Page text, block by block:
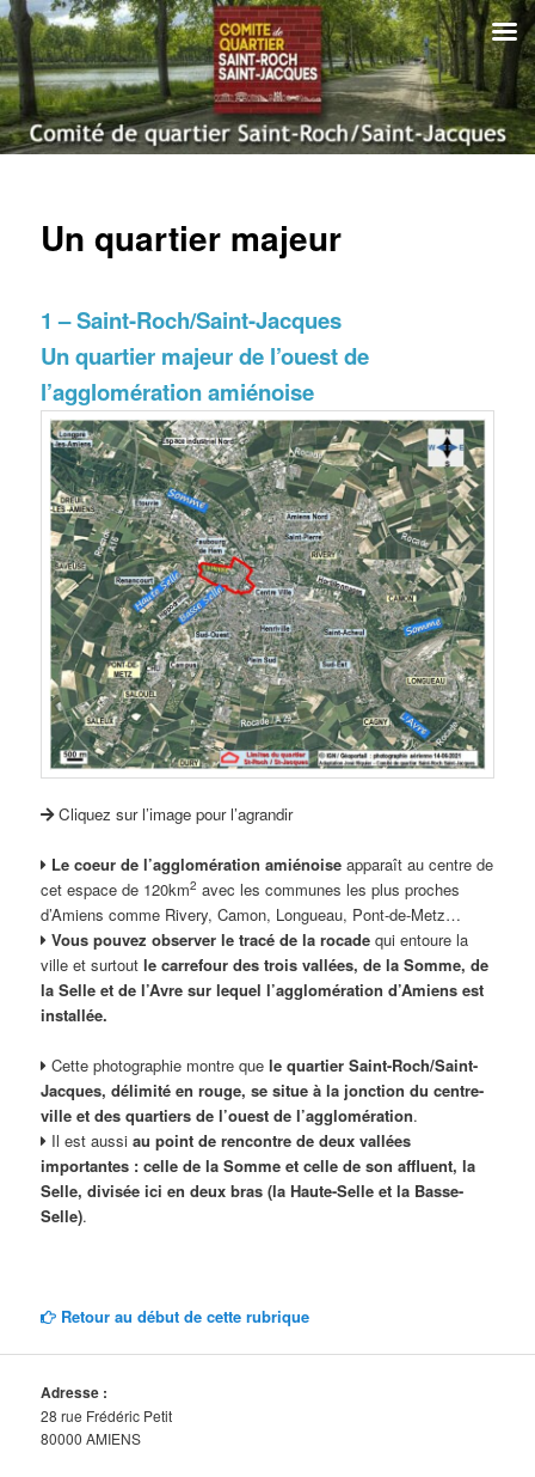
Aller
au
contenu
principalComité de quartier Saint-Roch
Saint-Jacques | Amiens
Un quartier majeur
1 – Saint-Roch/Saint-Jacques
Un quartier majeur de l’ouest de
l’agglomération amiénoise
Cliquez sur l’image pour l’agrandir
Le coeur de l’agglomération amiénoise apparaît au centre de
cet espace de 120km2 avec les communes les plus proches
d’Amiens comme Rivery, Camon, Longueau, Pont-de-Metz…
Vous pouvez observer le tracé de la rocade qui entoure la
ville et surtoutle carrefour des trois vallées, de la Somme, de
la Selle et de l’Avre sur lequel l’agglomération d’Amiens est
installée.
Cette photographie montre quele quartier Saint-Roch/Saint-
Jacques, délimité en rouge, se situe à la jonction du centre-
ville et des quartiers de l’ouest de l’agglomération.
Il est aussiau point de rencontre de deux vallées
importantes : celle de la Somme et celle de son affluent, la
Selle, divisée ici en deux bras (la Haute-Selle et la Basse-
Selle).
Retour au début de cette rubrique
Adresse :
28 rue Frédéric Petit
80000 AMIENS